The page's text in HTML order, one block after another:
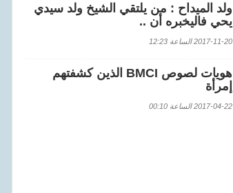
ولد الميداح : من يلتقي الشيخ ولد سيدي
يحي فاليخبره أن ..
2017-11-20 الساعة 12:23
هويات لصوص BMCI الذين كشفتهم
إمرأة
2017-04-22 الساعة 00:10